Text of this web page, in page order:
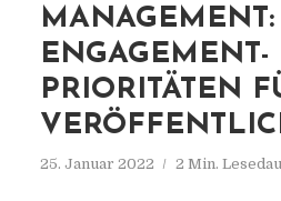
MANAGEMENT:
ENGAGEMENT-
PRIORITÄTEN
25. Januar 2022 2 Min.